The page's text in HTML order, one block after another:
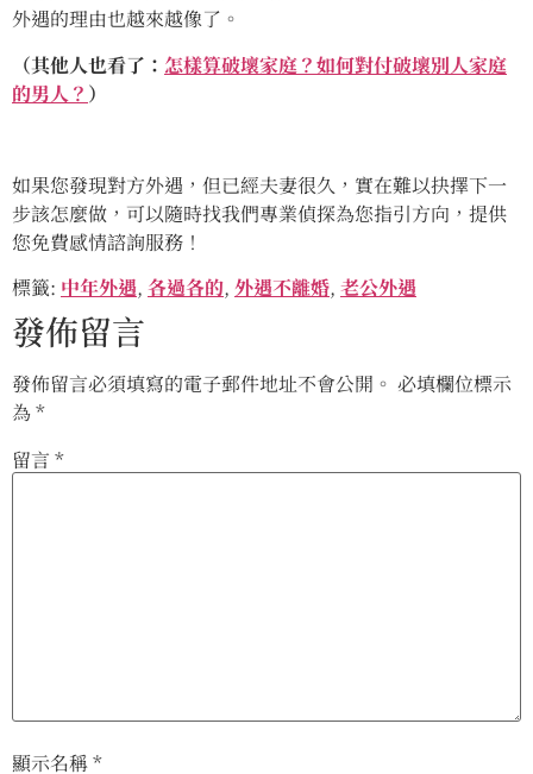
外遇的理由也越來越像了。
（其他人也看了： 怎樣算破壞家庭？如何對付破壞別人家庭
的男人？ ）
如果您發現對方外遇，但已經夫妻很久，實在難以抉擇下一
步該怎麼做，可以隨時找我們專業偵探為您指引方向，提供
您免費感情諮詢服務！
標籤: 中年外遇, 各過各的, 外遇不離婚, 老公外遇
發佈留言
發佈留言必須填寫的電子郵件地址不會公開。 必填欄位標示
為*
留言 *
顯示名稱*